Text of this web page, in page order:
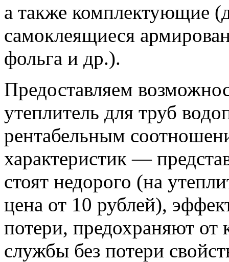
а также комплектующие
самоклеящиеся
фольга и др.).
Предоставляем
утеплитель для труб
рентабельным
характеристик —
стоят недорого (на
цена от 10 рублей),
потери, предохраняют от
службы без потери